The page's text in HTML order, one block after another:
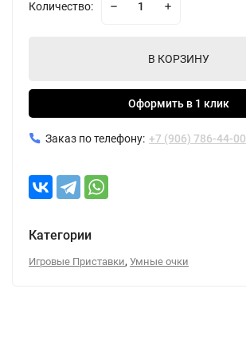
Количество:
В КОРЗИНУ
Оформить в 1 клик
Заказ по телефону: +7 (906) 786-44-00
Категории
Игровые Приставки, Умные очки